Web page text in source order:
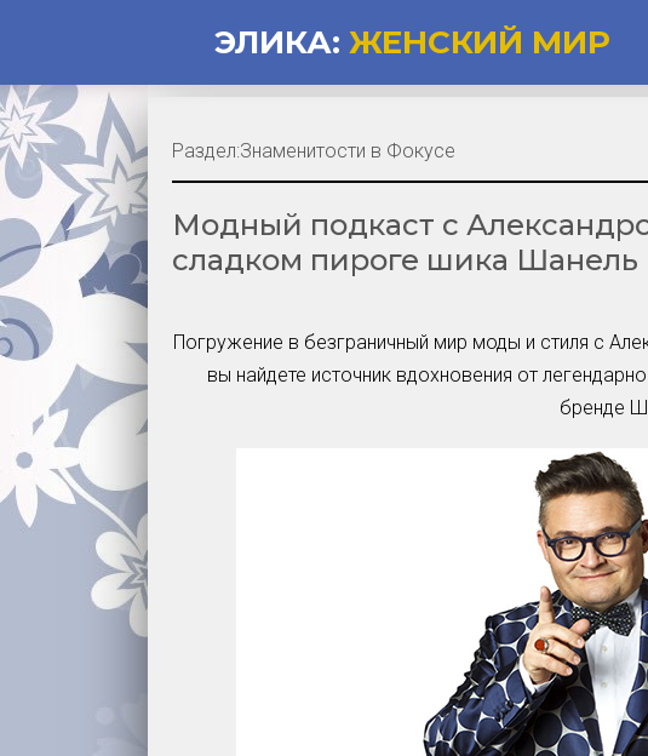
ЭЛИКА: ЖЕНСКИЙ МИР
Модный подкаст с
сладком пироге шика Шанель
Погружение в безграничный мир моды и стиля с
вы найдете источник вдохновения от
бренде
Раздел:Знаменитости в Фокусе